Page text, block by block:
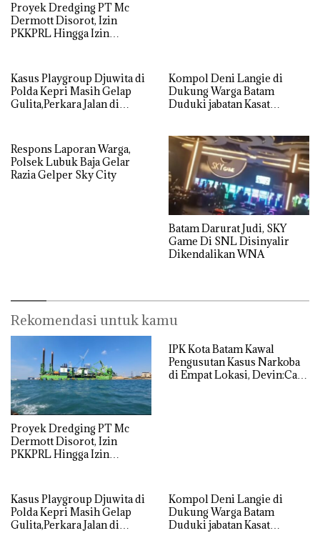
Proyek Dredging PT Mc
Dermott Disorot, Izin
PKKPRL Hingga Izin
Kasus Playgroup Djuwita di
Polda Kepri Masih Gelap
Gulita,Perkara Jalan di
Kompol Deni Langie di
Dukung Warga Batam
Duduki jabatan Kasat
Respons Laporan Warga,
Polsek Lubuk Baja Gelar
Razia Gelper Sky City
Batam Darurat Judi, SKY
Game Di SNL Disinyalir
Dikendalikan WNA
Rekomendasi untuk kamu
Proyek Dredging PT Mc
Dermott Disorot, Izin
PKKPRL Hingga Izin
IPK Kota Batam Kawal
Pengusutan Kasus Narkoba
di Empat Lokasi, Devin:Cari
Kasus Playgroup Djuwita di
Polda Kepri Masih Gelap
Gulita,Perkara Jalan di
Kompol Deni Langie di
Dukung Warga Batam
Duduki jabatan Kasat